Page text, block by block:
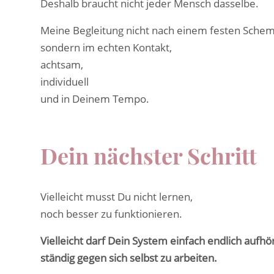
Deshalb braucht nicht jeder Mensch dasselbe.
Meine Begleitung nicht nach einem festen
sondern im echten Kontakt,
achtsam,
individuell
und in Deinem Tempo.
Dein nächster Schritt
Vielleicht musst Du nicht lernen,
noch besser zu funktionieren.
Vielleicht darf Dein System einfach endlich
ständig gegen sich selbst zu arbeiten.